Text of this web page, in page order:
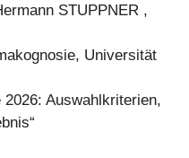
STUPPNER ,
Universität
2026: Auswahlkriterien,